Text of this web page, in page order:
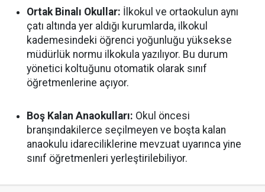
Ortak Binalı Okullar: İlkokul ve ortaokulun aynı
çatı altında yer aldığı kurumlarda, ilkokul
kademesindeki öğrenci yoğunluğu yüksekse
müdürlük normu ilkokula yazılıyor. Bu durum
yönetici koltuğunu otomatik olarak sınıf
öğretmenlerine açıyor.
Boş Kalan Anaokulları: Okul öncesi
branşındakilerce seçilmeyen ve boşta kalan
anaokulu idareciliklerine mevzuat uyarınca yine
sınıf öğretmenleri yerleştirilebiliyor.